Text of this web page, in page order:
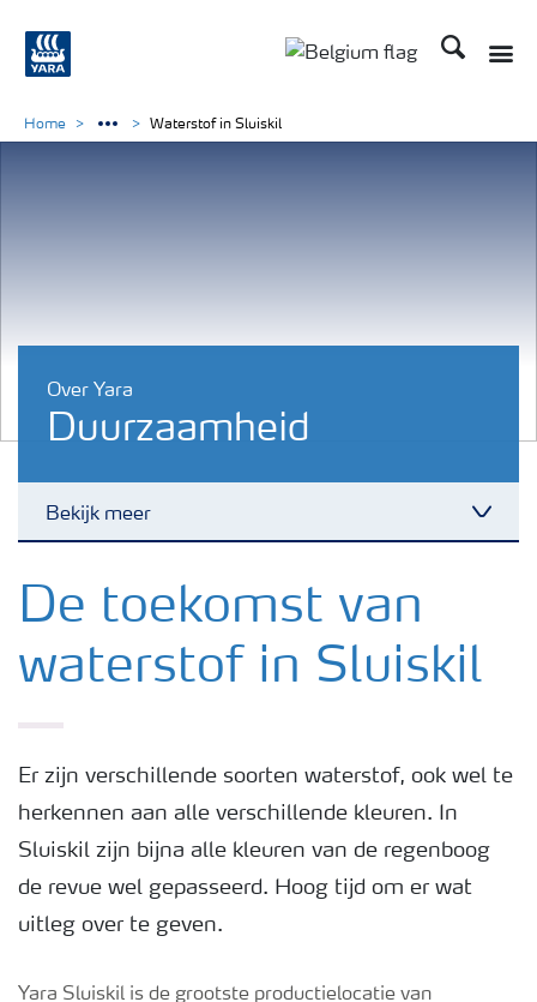
Zoek op
Over Yara
Duurzaamheid
Bekijk meer
Yara in de Benelux
Waar we actief zijn
Onze ambitie
Duurzaamheid
Home Waterstof in Sluiskil
De toekomst van
waterstof in Sluiskil
Er zijn verschillende soorten waterstof, ook wel te
herkennen aan alle verschillende kleuren. In
Sluiskil zijn bijna alle kleuren van de regenboog
de revue wel gepasseerd. Hoog tijd om er wat
uitleg over te geven.
Yara Sluiskil is de grootste productielocatie van